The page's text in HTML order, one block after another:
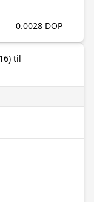
0.0028 DOP
til